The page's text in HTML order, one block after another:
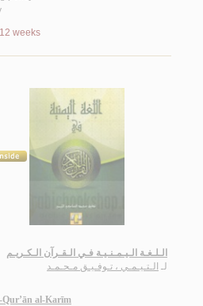
weeks
الـلـغـة الـيـمـنـيـة فـي الـقـرآن الـكـريـم
لـ الـتـيـمـي ، تـوفـيـق مـحـمـد
al-Karīm